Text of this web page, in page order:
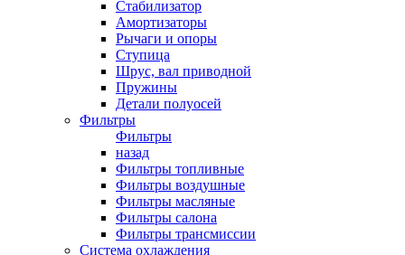
Стабилизатор
Амортизаторы
Рычаги и опоры
Ступица
Шрус, вал приводной
Пружины
Детали полуосей
Фильтры
Фильтры
назад
Фильтры топливные
Фильтры воздушные
Фильтры масляные
Фильтры салона
Фильтры трансмиссии
Система охлаждения